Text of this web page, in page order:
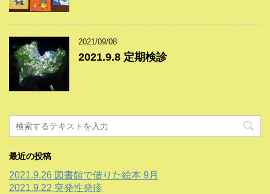
2021/09/08
2021.9.8 定期検診
最近の投稿
2021.9.26 図書館で借りた絵本 9月
2021.9.22 突発性発疹